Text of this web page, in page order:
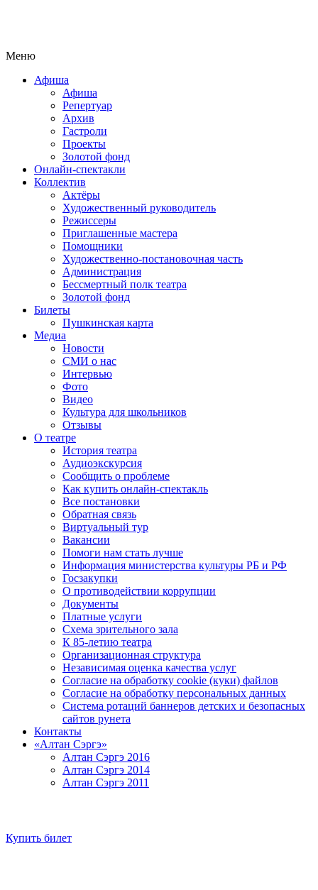
Меню
Афиша
Афиша
Репертуар
Архив
Гастроли
Проекты
Золотой фонд
Онлайн-спектакли
Коллектив
Актёры
Художественный руководитель
Режиссеры
Приглашенные мастера
Помощники
Художественно-постановочная часть
Администрация
Бессмертный полк театра
Золотой фонд
Билеты
Пушкинская карта
Медиа
Новости
СМИ о нас
Интервью
Фото
Видео
Культура для школьников
Отзывы
О театре
История театра
Аудиоэкскурсия
Сообщить о проблеме
Как купить онлайн-спектакль
Все постановки
Обратная связь
Виртуальный тур
Вакансии
Помоги нам стать лучше
Информация министерства культуры РБ и РФ
Госзакупки
О противодействии коррупции
Документы
Платные услуги
Схема зрительного зала
К 85-летию театра
Организационная структура
Независимая оценка качества услуг
Согласие на обработку cookie (куки) файлов
Согласие на обработку персональных данных
Система ротаций баннеров детских и безопасных
сайтов рунета
Контакты
«Алтан Сэргэ»
Алтан Сэргэ 2016
Алтан Сэргэ 2014
Алтан Сэргэ 2011
Купить билет